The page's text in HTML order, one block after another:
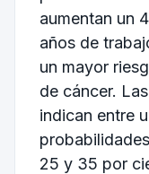
aumentan un
años de
un mayor
de cáncer.
indican entre
25 y 35 por